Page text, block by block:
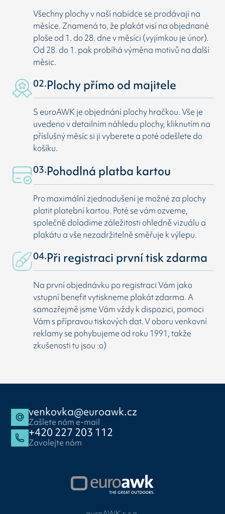
Všechny plochy v naší nabídce se prodávají na
měsíce. Znamená to, že plakát visí na objednané
ploše od 1. do 28. dne v měsíci (vyjímkou je únor).
Od 28. do 1. pak probíhá výměna motivů na další
měsic.
02.Plochy přímo od majitele
S euroAWK je objednání plochy hračkou. Vše je
uvedeno v detailním náhledu plochy, kliknutím na
příslušný měsíc si ji vyberete a poté odešlete do
košíku.
03.Pohodlná platba kartou
Pro maximální zjednodušení je možné za plochy
platit platební kartou. Poté se vám ozveme,
společně doladíme záležitosti ohledně vizuálu a
plakátu a vše nezadržitelně směřuje k výlepu.
04.Při registraci první tisk zdarma
Na první objednávku po registraci Vám jako
vstupní benefit vytiskneme plakát zdarma. A
samozřejmě jsme Vám vždy k dispozici, pomoci
Vám s přípravou tiskových dat. V oboru venkovní
reklamy se pohybujeme od roku 1991, takže
zkušenosti tu jsou :o)
venkovka@euroawk.cz
Zašlete nám e-mail
+420 227 203 112
Zavolejte nám